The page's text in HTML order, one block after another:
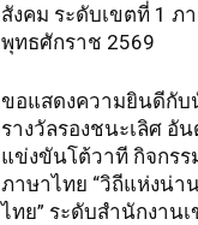
สังคม ระดับเขตที่ 1 ภ
พุทธศักราช 2569
ขอแสดงความยินดีกับ
รางวัลรองชนะเลิศ อั
แข่งขันโต้วาที กิจกร
ภาษาไทย “วิถีแห่งน่า
ไทย” ระดับสำนักงาน